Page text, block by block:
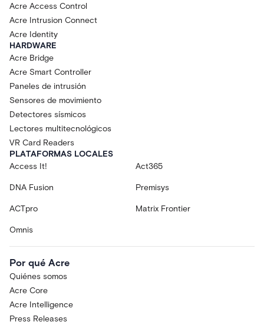
Acre Access Control
Acre Intrusion Connect
Acre Identity
HARDWARE
Acre Bridge
Acre Smart Controller
Paneles de intrusión
Sensores de movimiento
Detectores sísmicos
Lectores multitecnológicos
VR Card Readers
PLATAFORMAS LOCALES
Access It!
Act365
DNA Fusion Premisys
ACTpro Matrix Frontier
Omnis
Por qué Acre
Quiénes somos
Acre Core
Acre Intelligence
Press Releases